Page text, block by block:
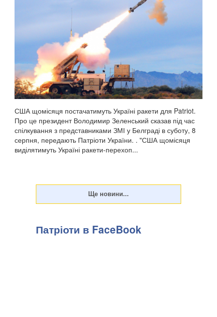
США щомісяця постачатимуть Україні ракети для Patriot.
Про це президент Володимир Зеленський сказав під час
спілкування з представниками ЗМІ у Белграді в суботу, 8
серпня, передають Патріоти України. . "США щомісяця
виділятимуть Україні ракети-перехоп...
Патріоти в FaceBook